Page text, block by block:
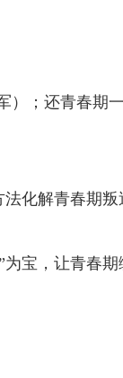
）；还青春期
法化解青春期
为宝，让青春